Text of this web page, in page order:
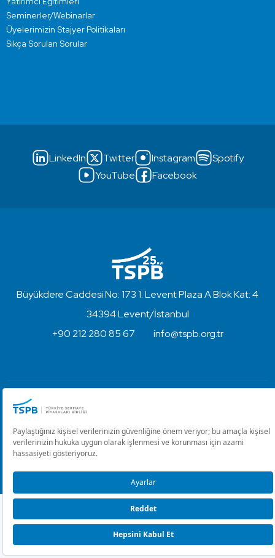
Seminerler/Webinarlar
Üyelerimizin Stajyer Politikaları
Sıkça Sorulan Sorular
LinkedIn Twitter Instagram
Spotify
YouTube
Facebook
Büyükdere Caddesi No: 173 1. Levent Plaza A Blok Kat: 4
34394 Levent/İstanbul
+90 212 280 85 67
info@tspb.org.tr
Kullanım Koşulları ve Gizlilik
Çerez Ayarlarını Düzenle